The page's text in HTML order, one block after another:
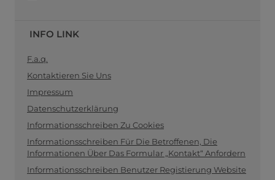
INFO LINK
F.a.q.
Kontaktieren Sie Uns
Impressum
Datenschutzerklärung
Informationsschreiben Zu Cookies
Informationsschreiben Für Die Betroffenen, Die
Informationen Über Das Formular „Kontakt“ Anfordern
Informationsschreiben Benutzer Registierung Website